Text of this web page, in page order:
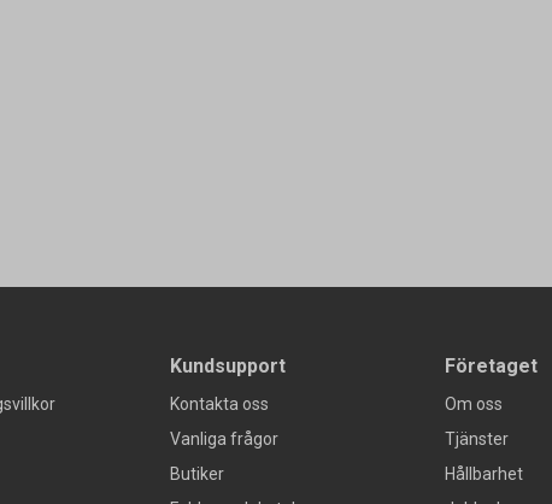
Kundsupport
Kontakta oss
Vanliga frågor
Butiker
Företaget
Om oss
Tjänster
Hållbarhet